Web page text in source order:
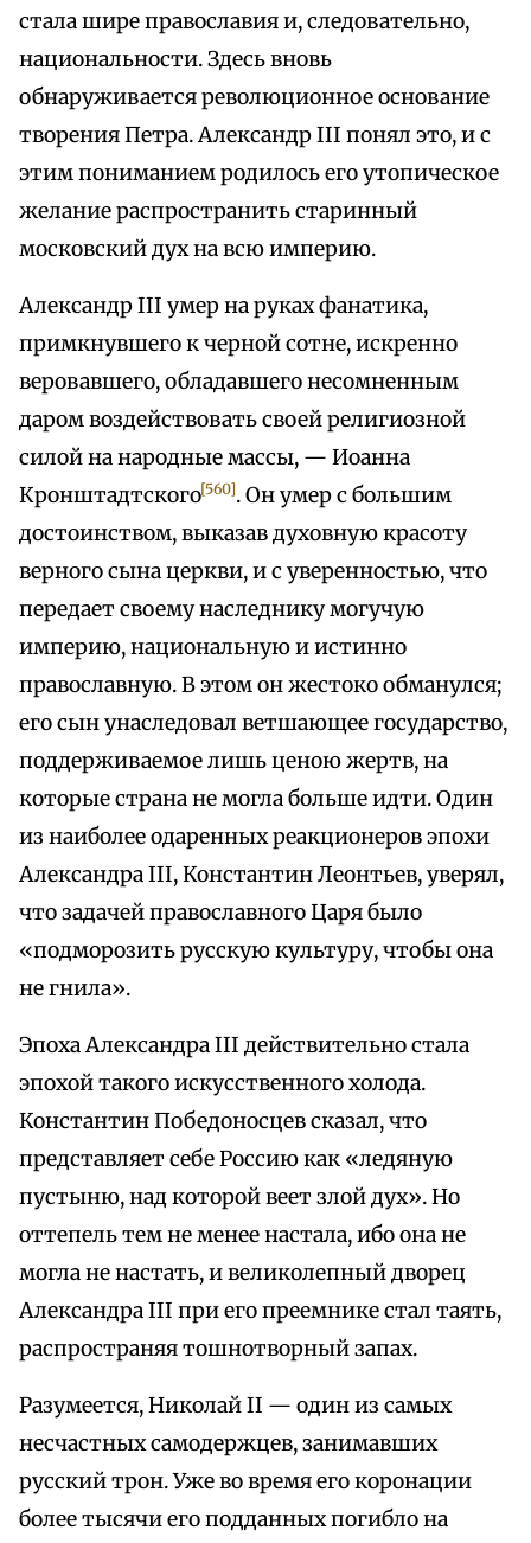
стала шире православия и, следовательно,
национальности. Здесь вновь
обнаруживается революционное основание
творения Петра. Александр III понял это, и с
этим пониманием родилось его утопическое
желание распространить старинный
московский дух на всю империю.
Александр III умер на руках фанатика,
примкнувшего к черной сотне, искренно
веровавшего, обладавшего несомненным
даром воздействовать своей религиозной
силой на народные массы, — Иоанна
Кронштадтского[560]. Он умер с большим
достоинством, выказав духовную красоту
верного сына церкви, и с уверенностью, что
передает своему наследнику могучую
империю, национальную и истинно
православную. В этом он жестоко обманулся;
его сын унаследовал ветшающее государство,
поддерживаемое лишь ценою жертв, на
которые страна не могла больше идти. Один
из наиболее одаренных реакционеров эпохи
Александра III, Константин Леонтьев, уверял,
что задачей православного Царя было
«подморозить русскую культуру, чтобы она
не гнила».
Эпоха Александра III действительно стала
эпохой такого искусственного холода.
Константин Победоносцев сказал, что
представляет себе Россию как «ледяную
пустыню, над которой веет злой дух». Но
оттепель тем не менее настала, ибо она не
могла не настать, и великолепный дворец
Александра III при его преемнике стал таять,
распространяя тошнотворный запах.
Разумеется, Николай II — один из самых
несчастных самодержцев, занимавших
русский трон. Уже во время его коронации
более тысячи его подданных погибло на